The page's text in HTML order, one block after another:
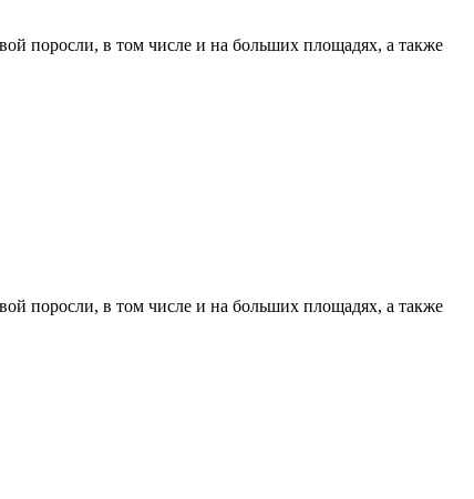
поросли, в том числе и на больших площадях, а также
поросли, в том числе и на больших площадях, а также